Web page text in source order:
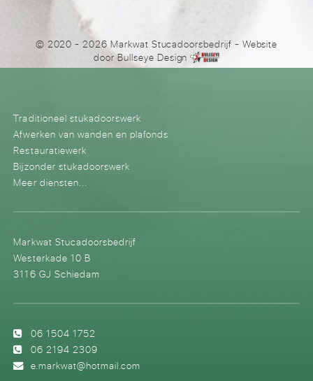
© 2020 - 2026 Markwat Stucadoorsbedrijf - Website
doorBullseye Design
Traditioneel stukadoorswerk
Afwerken van wanden en plafonds
Restauratiewerk
Bijzonder stukadoorswerk
Meer diensten...
Markwat Stucadoorsbedrijf
Westerkade 10 B
3116 GJ Schiedam
06 1504 1752
06 2194 2309
e.markwat@hotmail.com